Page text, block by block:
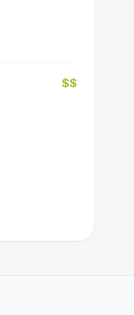
$$